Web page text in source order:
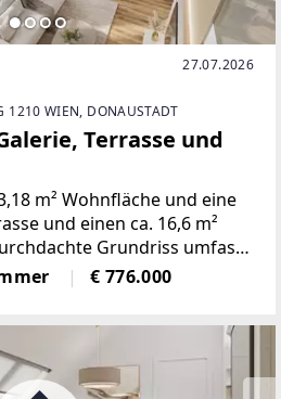
27.07.2026
1210 WIEN, DONAUSTADT
Terrasse und
m² Wohnfläche und eine
und einen ca. 16,6 m²
Grundriss umfasst
verbindet eine offene
Privat- und
€ 776.000